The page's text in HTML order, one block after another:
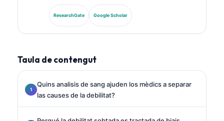
sus biomarcadors. Ancià President de la Societat
Alemana de Quimia Clinica, se especializa dins
l’analisi de panèls diagnostics, la standardizacion dels
ResearchGate Google Scholar
Taula de contengut
Quins analisis de sang ajuden los mèdics a separar
las causes de la debilitat?